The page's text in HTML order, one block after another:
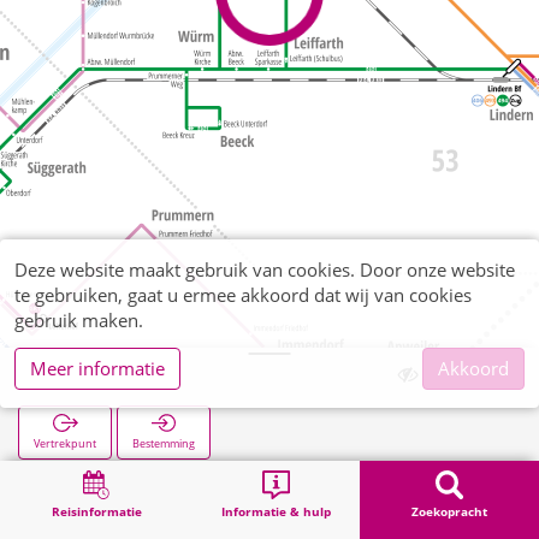
Reisinformatie Informatie & hulp Zoekopracht
Honsdorf
Vertrekpunt Bestemming
Zoekopracht
Deze website maakt gebruik van cookies. Door onze website
te gebruiken, gaat u ermee akkoord dat wij van cookies
gebruik maken.
Meer informatie
Akkoord